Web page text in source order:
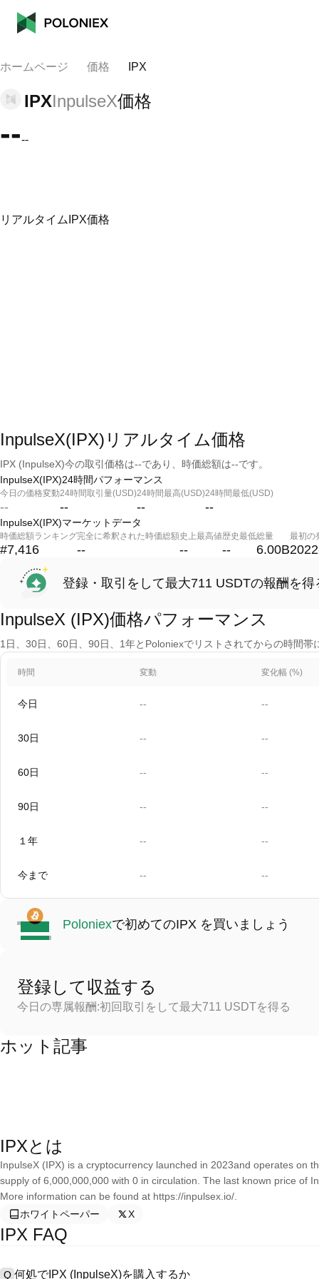
ホームページ 価格 IPX
IPXInpulseX価格
----
リアルタイムIPX価格
InpulseX(IPX)リアルタイム価格
IPX (InpulseX)今の取引価格は--であり、時価総額は--です。
InpulseX(IPX)24時間パフォーマンス
今日の価格変動
--
24時間取引量(USD)
--
24時間最高(USD)
--
24時間最低(USD)
--
InpulseX(IPX)マーケットデータ
時価総額ランキング
#7,416
完全に希釈された時価総額
--
史上最高値
--
歴史最低
--
総量
6.00B
最初の
登録・取引をして最大711 USDTの報酬を得
InpulseX (IPX)価格パフォーマンス
1日、30日、60日、90日、1年とPoloniexでリストされてからの時間
時間 変動 変化幅 (%)
今日 -- --
30日 -- --
60日 -- --
90日 -- --
１年 -- --
今まで -- --
Poloniexで初めてのIPX を買いましょう
登録して収益する
今日の専属報酬:初回取引をして最大711 USDTを得る
ホット記事
IPXとは
InpulseX (IPX) is a cryptocurrency launched in 2023and operates on
supply of 6,000,000,000 with 0 in circulation. The last known price of
More information can be found at https://inpulsex.io/.
ホワイトペーパー
X
IPX FAQ
Q 何処でIPX (InpulseX)を購入するか